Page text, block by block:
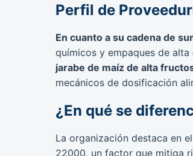
Perfil de
En cuanto a su cadena de
químicos y empaques de
jarabe de maíz de alta
mecánicos de dosificación
¿En qué se
La organización destaca en
22000, un factor que mitiga